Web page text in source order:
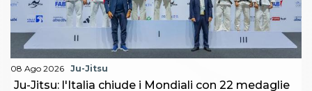
08 Ago 2026 Ju-Jitsu
Ju-Jitsu: l'Italia chiude i Mondiali con 22 medaglie